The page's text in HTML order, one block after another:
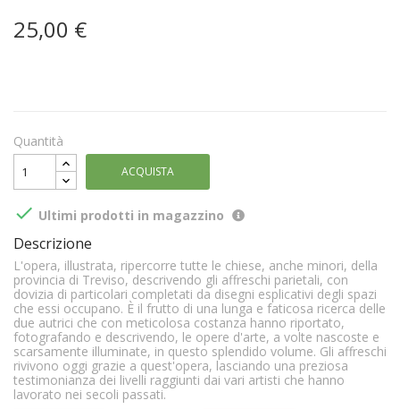
25,00 €
Quantità
ACQUISTA
 Ultimi prodotti in magazzino
Descrizione
L'opera, illustrata, ripercorre tutte le chiese, anche minori, della
provincia di Treviso, descrivendo gli affreschi parietali, con
dovizia di particolari completati da disegni esplicativi degli spazi
che essi occupano. È il frutto di una lunga e faticosa ricerca delle
due autrici che con meticolosa costanza hanno riportato,
fotografando e descrivendo, le opere d'arte, a volte nascoste e
scarsamente illuminate, in questo splendido volume. Gli affreschi
rivivono oggi grazie a quest'opera, lasciando una preziosa
testimonianza dei livelli raggiunti dai vari artisti che hanno
lavorato nei secoli passati.